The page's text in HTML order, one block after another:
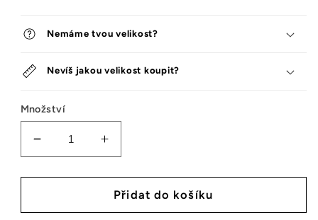
Nemáme tvou velikost?
Nevíš jakou velikost koupit?
Množství
Snížit
množství
tenisek
Campus
Zvýšit
množství
tenisek
Adidas
Campus
Přidat do košíku